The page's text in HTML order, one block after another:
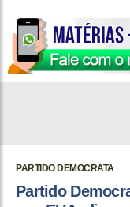
PARTIDO DEMOCRATA
Partido